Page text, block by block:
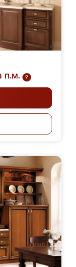
п.м.
?